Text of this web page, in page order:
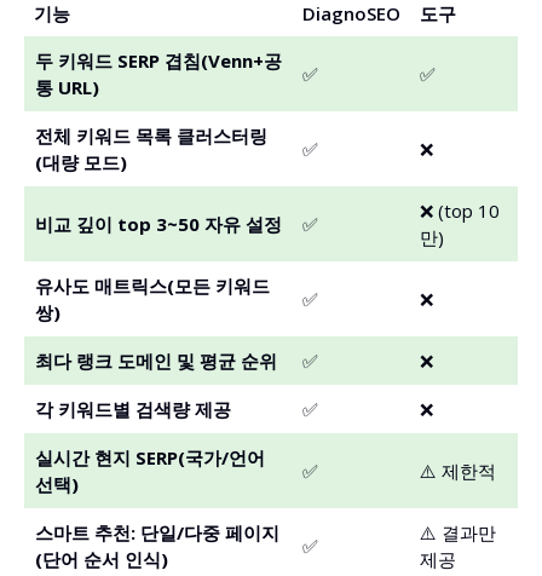
기능 DiagnoSEO
도구
두 키워드 SERP 겹침(Venn+공
통 URL)
✅ ✅
전체 키워드 목록 클러스터링
(대량 모드)
✅ ❌
비교 깊이 top 3~50 자유 설정 ✅
❌ (top 10
만)
유사도 매트릭스(모든 키워드
쌍)
✅ ❌
최다 랭크 도메인 및 평균 순위 ✅
❌
각 키워드별 검색량 제공
✅
❌
실시간 현지 SERP(국가/언어
선택)
✅ ⚠️ 제한적
스마트 추천: 단일/다중 페이지
(단어 순서 인식)
✅
⚠️ 결과만
제공